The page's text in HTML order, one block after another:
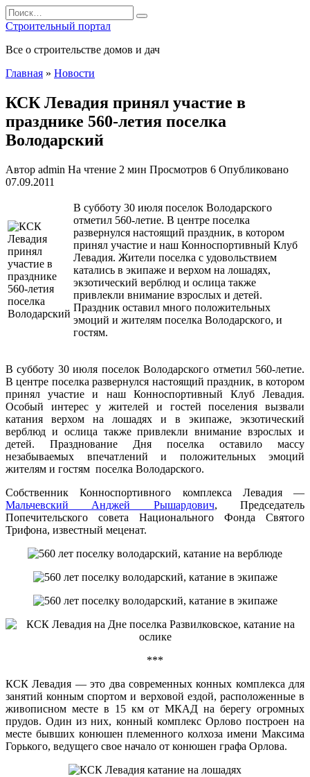
Перейти
к
содержанию
Search
for:
Строительный портал
Все о строительстве домов и дач
Главная » Новости
КСК Левадия принял участие в
празднике 560-летия поселка
Володарский
Автор admin На чтение 2 мин Просмотров 6 Опубликовано
07.09.2011
В субботу 30 июля поселок Володарского
отметил 560-летие. В центре поселка
развернулся настоящий праздник, в котором
принял участие и наш Конноспортивный Клуб
Левадия. Жители поселка с удовольствием
катались в экипаже и верхом на лошадях,
экзотический верблюд и ослица также
привлекли внимание взрослых и детей.
Праздник оставил много положительных
эмоций и жителям поселка Володарского, и
гостям.
В субботу 30 июля поселок Володарского отметил 560-летие.
В центре поселка развернулся настоящий праздник, в котором
принял участие и наш Конноспортивный Клуб Левадия.
Особый интерес у жителей и гостей поселения вызвали
катания верхом на лошадях и в экипаже, экзотический
верблюд и ослица также привлекли внимание взрослых и
детей. Празднование Дня поселка оставило массу
незабываемых впечатлений и положительных эмоций
жителям и гостям поселка Володарского.
Собственник Конноспортивного комплекса Левадия —
Мальчевский Анджей Рышардович, Председатель
Попечительского совета Национального Фонда Святого
Трифона, известный меценат.
***
КСК Левадия — это два современных конных комплекса для
занятий конным спортом и верховой ездой, расположенные в
живописном месте в 15 км от МКАД на берегу огромных
прудов. Один из них, конный комплекс Орлово построен на
месте бывших конюшен племенного колхоза имени Максима
Горького, ведущего свое начало от конюшен графа Орлова.